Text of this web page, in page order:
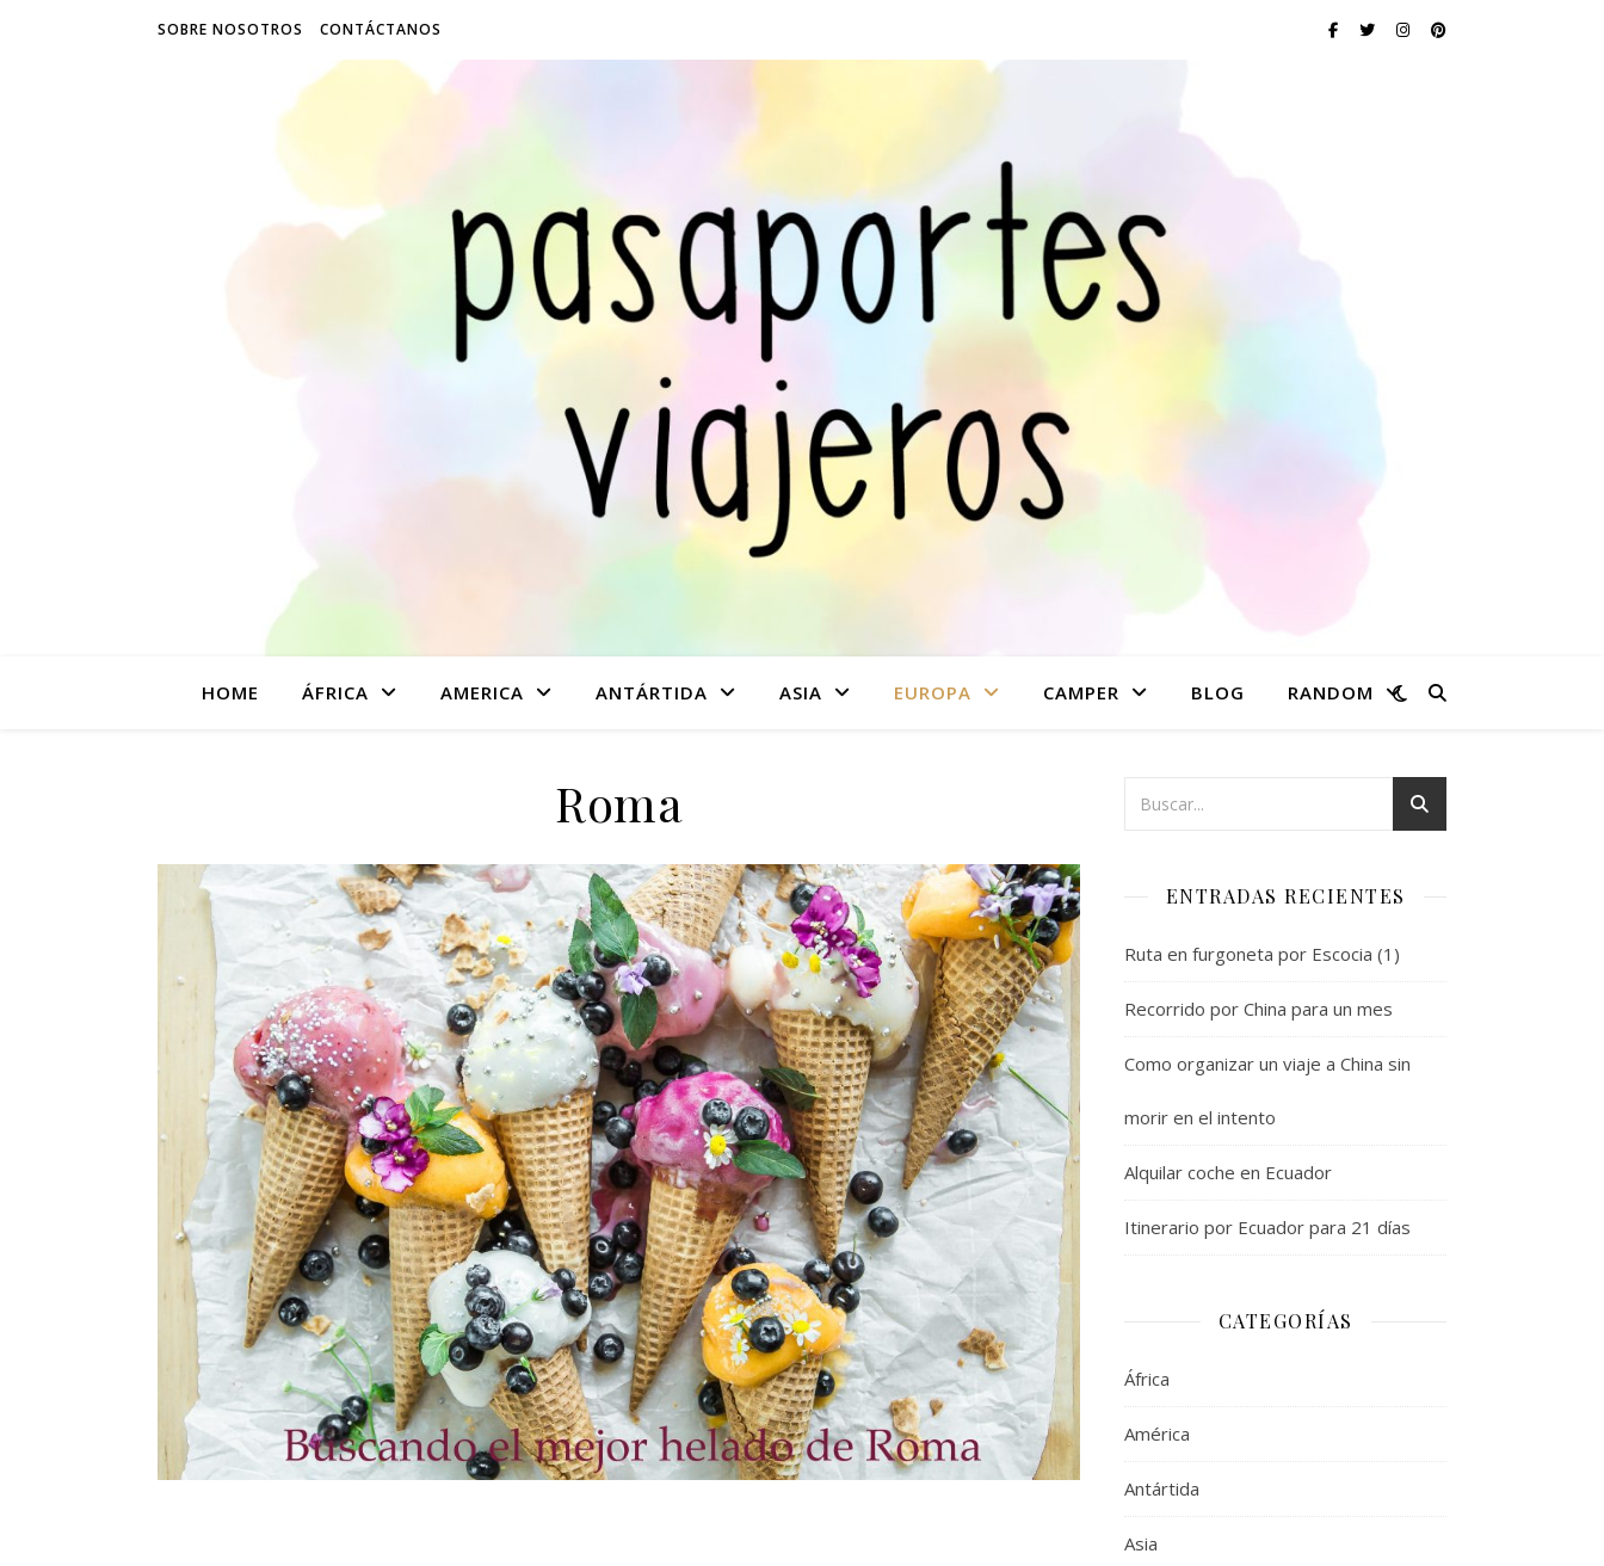
SOBRE NOSOTROS CONTÁCTANOS
HOME ÁFRICA AMERICA ANTÁRTIDA ASIA EUROPA CAMPER BLOG RANDOM
Roma
ENTRADAS RECIENTES
Ruta en furgoneta por Escocia (1)
Recorrido por China para un mes
Como organizar un viaje a China sin
morir en el intento
Alquilar coche en Ecuador
Itinerario por Ecuador para 21 días
CATEGORÍAS
África
América
Antártida
Asia